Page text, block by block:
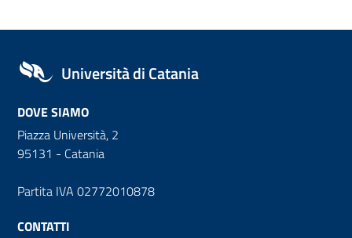
Università di Catania
DOVE SIAMO
Piazza Università, 2
95131 - Catania
Partita IVA 02772010878
CONTATTI